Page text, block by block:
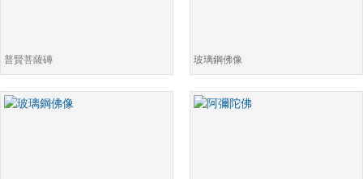
普賢菩薩磚 玻璃鋼佛像